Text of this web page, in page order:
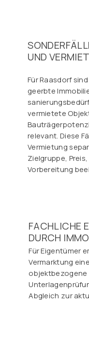
UND
Für Raasdorf
geerbte
vermietete
relevant. Diese
Vermietung
Zielgruppe,
Vorbereitung
FACHLICHE
DURCH
Für Eigentümer
Vermarktung
Abgleich zur